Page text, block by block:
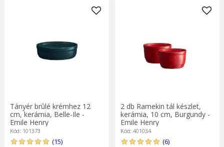
Tányér brûlé krémhez 12
cm, kerámia, Belle-Ile -
Emile Henry
Kód: 101373
(15)
2 db Ramekin tál készlet,
kerámia, 10 cm, Burgundy -
Emile Henry
Kód: 401034
(6)